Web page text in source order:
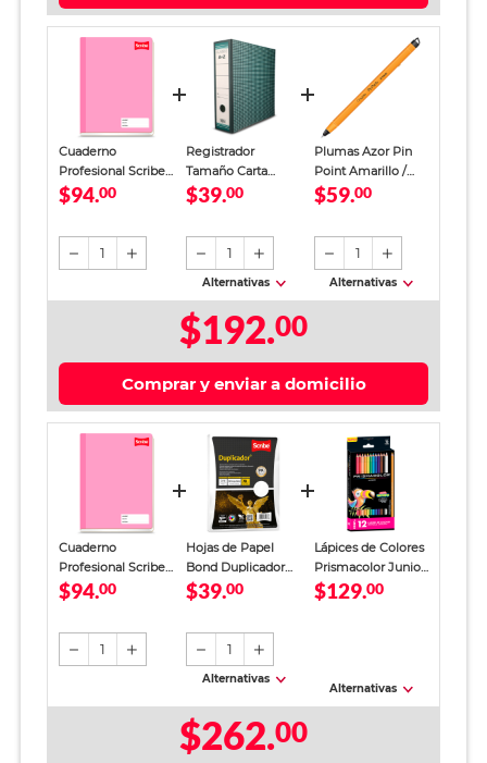
Cuaderno
Profesional Scribe
Clásico Cuadro
$94.00
1
Registrador
Tamaño Carta
Office Depot
$39.00
1
Alternativas
Plumas Azor Pin
Point Amarillo /
Punto fino / Tinta
$59.00
1
Alternativas
$192.00
Comprar y enviar a domicilio
Cuaderno
Profesional Scribe
Clásico Cuadro
$94.00
1
Hojas de Papel
Bond Duplicador
Carta Scribe Blanco
$39.00
1
Alternativas
Lápices de Colores
Prismacolor Junior
12 piezas
$129.00
Alternativas
$262.00